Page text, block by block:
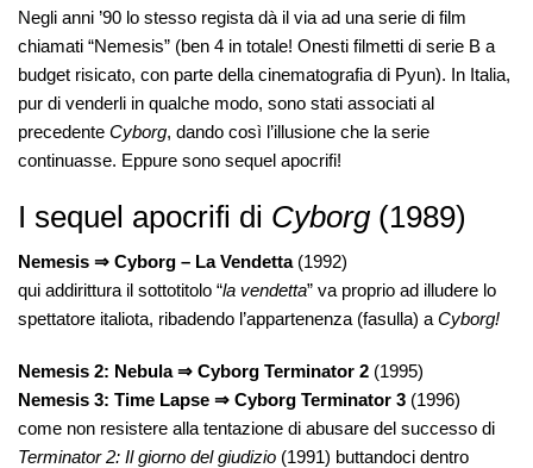
Negli anni ’90 lo stesso regista dà il via ad una serie di film
chiamati “Nemesis” (ben 4 in totale! Onesti filmetti di serie B a
budget risicato, con parte della cinematografia di Pyun). In Italia,
pur di venderli in qualche modo, sono stati associati al
precedente Cyborg, dando così l’illusione che la serie
continuasse. Eppure sono sequel apocrifi!
I sequel apocrifi di Cyborg(1989)
Nemesis ⇒ Cyborg – La Vendetta(1992)
qui addirittura il sottotitolo “la vendetta” va proprio ad illudere lo
spettatore italiota, ribadendo l’appartenenza (fasulla) a Cyborg!
Nemesis 2: Nebula ⇒ Cyborg Terminator 2 (1995)
Nemesis 3: Time Lapse ⇒ Cyborg Terminator 3 (1996)
come non resistere alla tentazione di abusare del successo di
Terminator 2: Il giorno del giudizio (1991) buttandoci dentro